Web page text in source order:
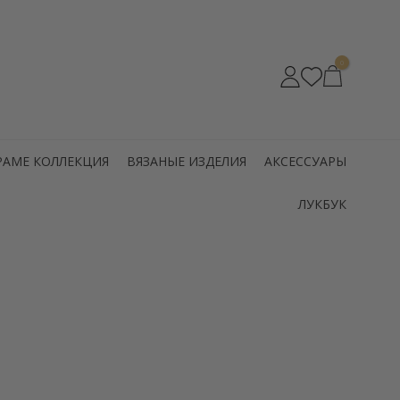
0
КОЛЛЕКЦИЯ ВЯЗАНЫЕ ИЗДЕЛИЯ АКСЕССУАРЫ
ЛУКБУК